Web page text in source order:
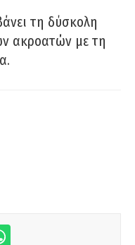
τη δύσκολη
ακροατών με τη